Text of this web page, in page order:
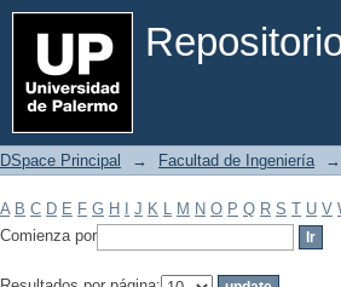
Filtrar por: Materia
DSpace Principal → Facultad de Ingeniería →
A B C D E F G H J K L M N O P Q R S T U V
Comienza por